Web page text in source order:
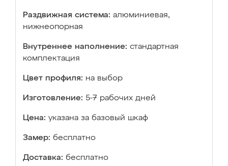
Раздвижная система: алюминиевая,
нижнеопорная
Внутреннее наполнение: стандартная
комплектация
Цвет профиля: на выбор
Изготовление: 5-7 рабочих дней
Цена: указана за базовый шкаф
Замер: бесплатно
Доставка: бесплатно